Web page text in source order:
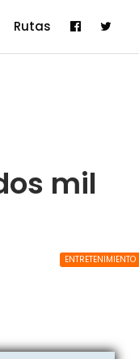
Rutas
mil
ENTRETENIMIENTO